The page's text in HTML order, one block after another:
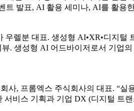
트 발표, AI 활용 세미나, AI를 활용
우렐분 대표. 생성형 AI•XR•디지
. 생성형 AI 어드바이저로서 기업
사, 프롬엑스 주식회사의 대표. “
서비스 기획과 기업 DX (디지털 트